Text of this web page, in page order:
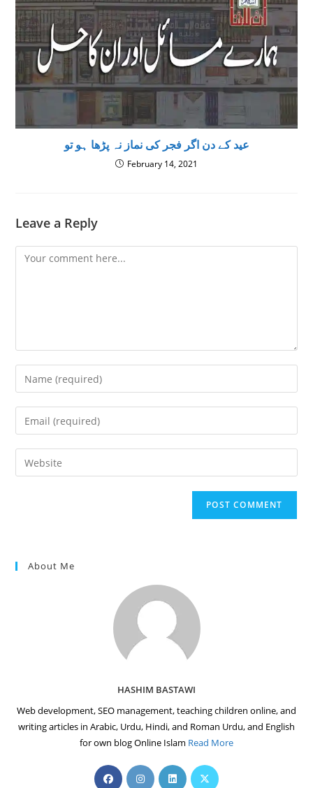
عید کے دن اگر فجر کی نماز نہ پڑھا ہو تو
February 14, 2021
Leave a Reply
Comment
Enter
your
name
comment
Enter
your
email
address
Enter
your
About Me
HASHIM BASTAWI
Web development, SEO management, teaching children online, and
writing articles in Arabic, Urdu, Hindi, and Roman Urdu, and English
for own blog Online Islam Read More
OpensOpensOpensOpens